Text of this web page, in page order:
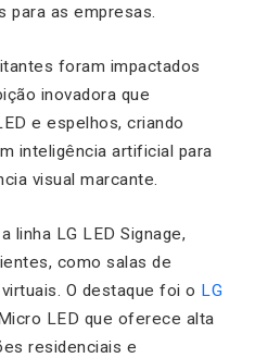
para as empresas.
foram impactados
inovadora que
e espelhos, criando
inteligência artificial para
visual marcante.
linha LG LED Signage,
como salas de
O destaque foi o LG
LED que oferece alta
residenciais e